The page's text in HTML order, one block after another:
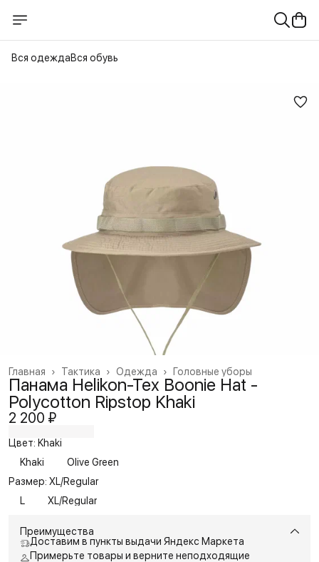
Вся одеждаВся обувь
Головные уборы
Одежда ›
Тактика ›
Главная ›
Панама Helikon-Tex Boonie Hat -
Polycotton Ripstop Khaki
2 200 ₽
Цвет: Khaki
Khaki
Olive Green
Размер: XL/Regular
L
XL/Regular
Преимущества
Доставим в пункты выдачи Яндекс Маркета
Примерьте товары и верните неподходящие